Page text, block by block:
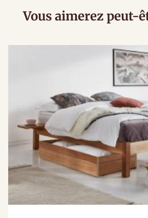
Vous aimerez peut-